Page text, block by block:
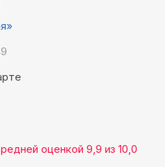
оценкой 9,9 из 10,0